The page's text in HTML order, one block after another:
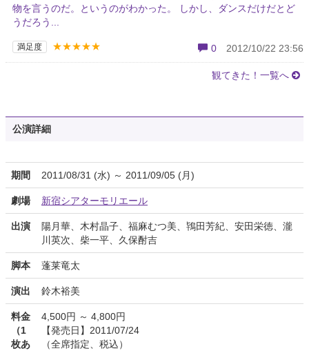
物を言うのだ。というのがわかった。 しかし、ダンスだけだとど
うだろう...
満足度 ★★★★★ 0 2012/10/22 23:56
観てきた！一覧へ
公演詳細
期間 2011/08/31 (水) ～ 2011/09/05 (月)
劇場 新宿シアターモリエール
出演
陽月華、木村晶子、福麻むつ美、鴇田芳紀、安田栄徳、瀧
川英次、柴一平、久保酎吉
脚本 蓬莱竜太
演出 鈴木裕美
料金
（1
枚あ
4,500円 ～ 4,800円
【発売日】2011/07/24
（全席指定、税込）